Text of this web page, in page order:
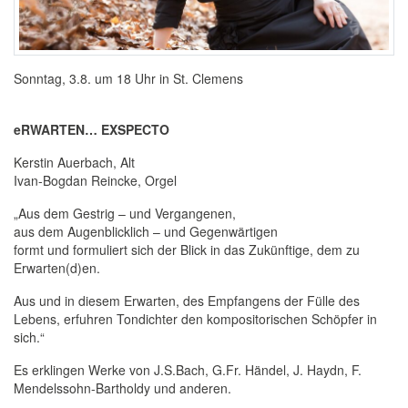
Sonntag, 3.8. um 18 Uhr in St. Clemens
eRWARTEN… EXSPECTO
Kerstin Auerbach, Alt
Ivan-Bogdan Reincke, Orgel
„Aus dem Gestrig – und Vergangenen,
aus dem Augenblicklich – und Gegenwärtigen
formt und formuliert sich der Blick in das Zukünftige, dem zu
Erwarten(d)en.
Aus und in diesem Erwarten, des Empfangens der Fülle des
Lebens, erfuhren Tondichter den kompositorischen Schöpfer in
sich.“
Es erklingen Werke von J.S.Bach, G.Fr. Händel, J. Haydn, F.
Mendelssohn-Bartholdy und anderen.